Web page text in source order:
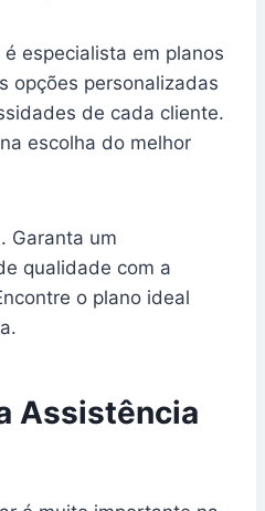
especialista em planos
opções personalizadas
de cada cliente.
escolha do melhor
Garanta um
qualidade com a
o plano ideal
Assistência